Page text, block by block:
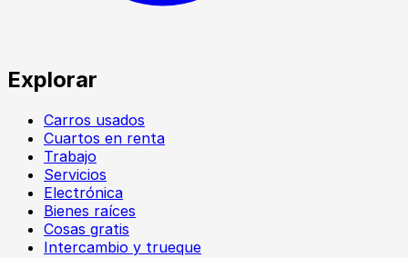
Explorar
Carros usados
Cuartos en renta
Trabajo
Servicios
Electrónica
Bienes raíces
Cosas gratis
Intercambio y trueque